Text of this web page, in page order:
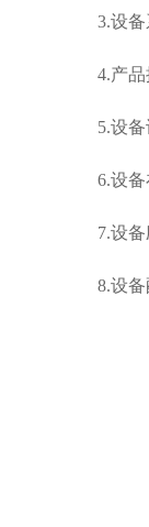
3.设
4.产
5.设备
6.设备
7.设备
8.设备